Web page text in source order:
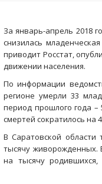
За январь-апрель 2018
снизилась
приводит Росстат,
движении населения.
По информации
регионе умерли 33
период прошлого года –
смертей сократилось на
В Саратовской области
тысячу живорожденных.
на тысячу